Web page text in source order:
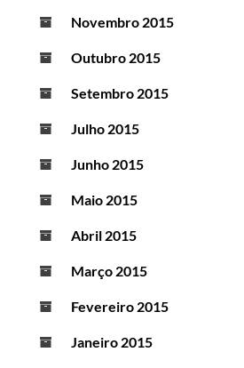
Novembro 2015
Outubro 2015
Setembro 2015
Julho 2015
Junho 2015
Maio 2015
Abril 2015
Março 2015
Fevereiro 2015
Janeiro 2015